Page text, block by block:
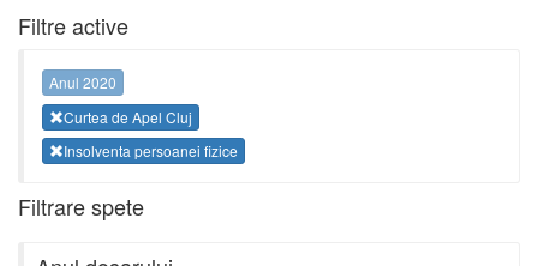
Filtre active
Anul 2020
Curtea de Apel Cluj
Insolventa persoanei fizice
Filtrare spete